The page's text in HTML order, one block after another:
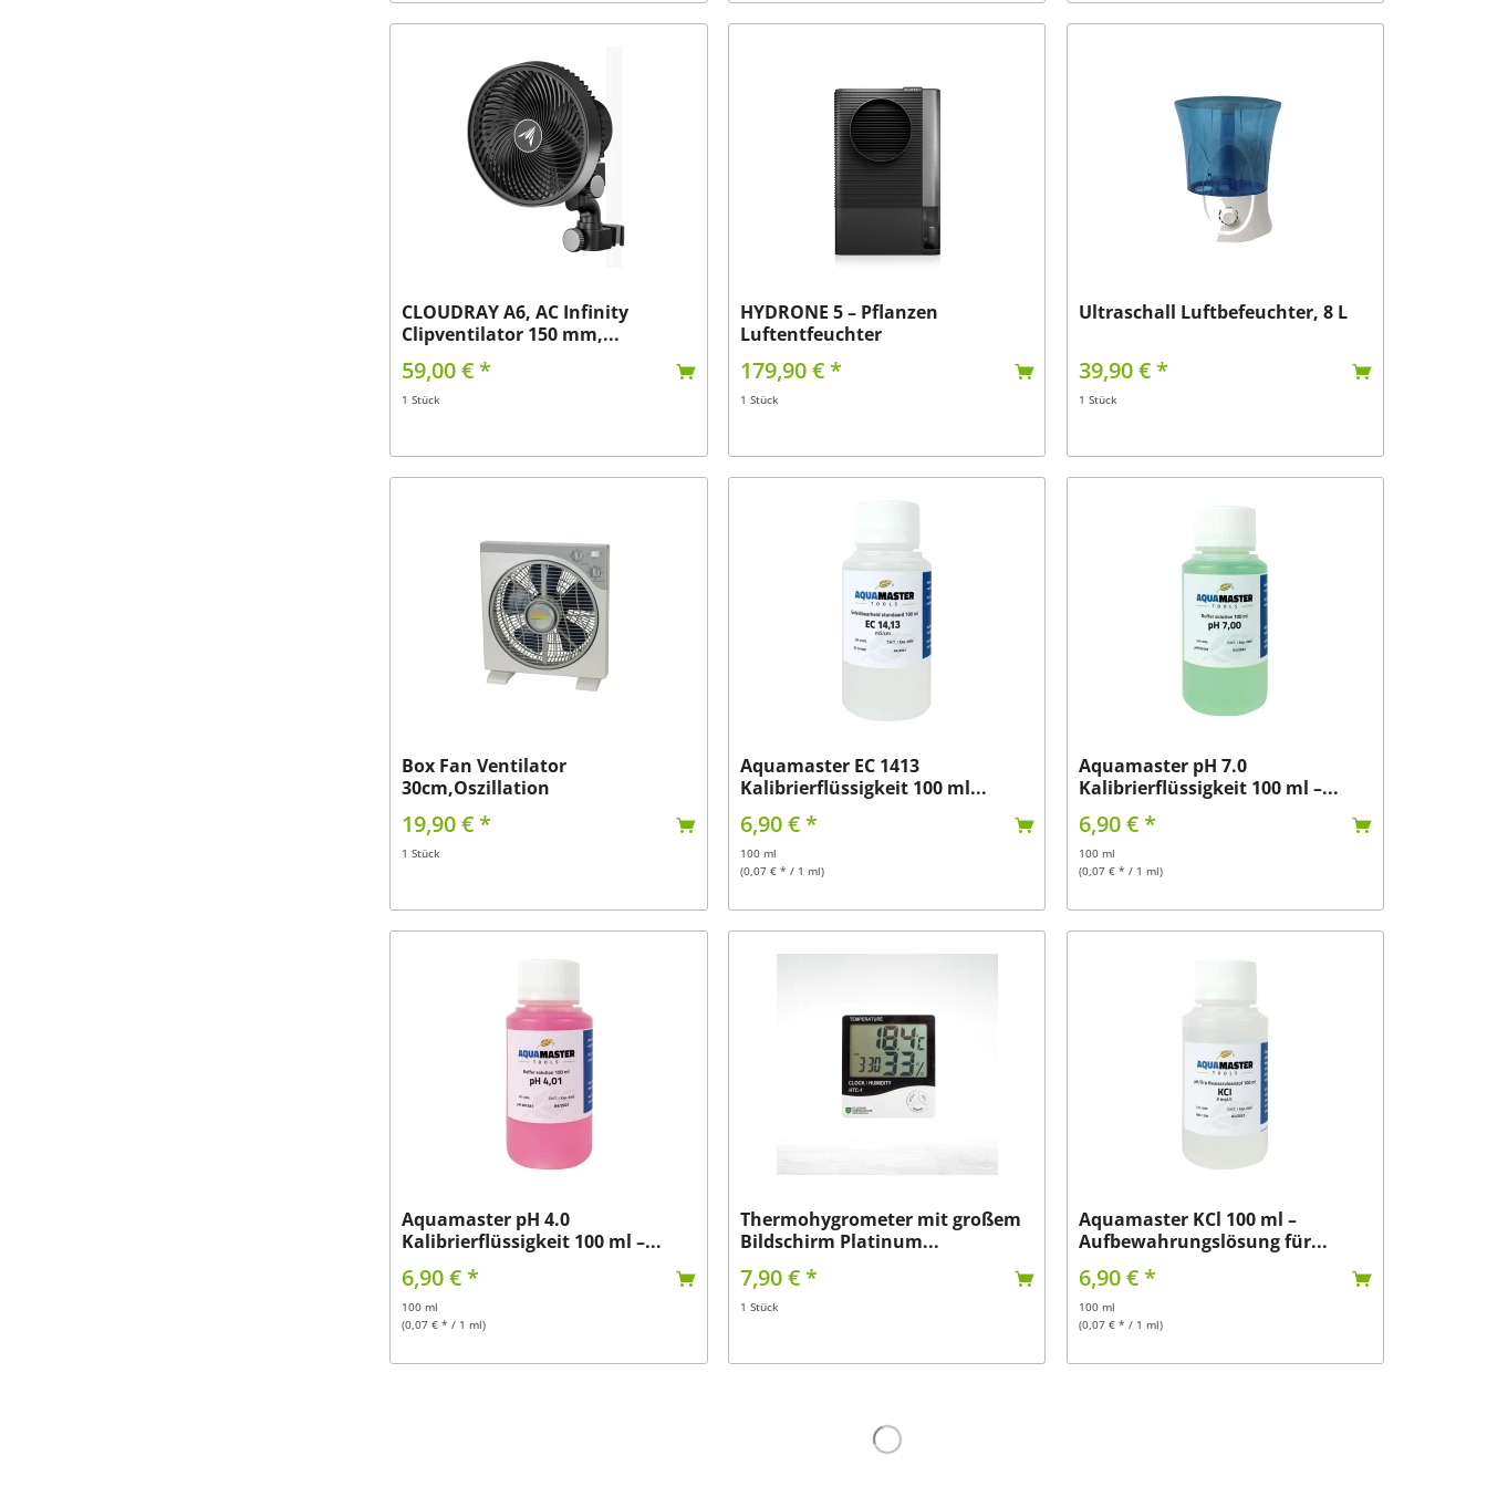
CLOUDRAY A6, AC Infinity
Clipventilator 150 mm,...
59,00 € *
1 Stück
HYDRONE 5 – Pflanzen
Luftentfeuchter
179,90 € *
1 Stück
Ultraschall Luftbefeuchter, 8 L
39,90 € *
1 Stück
Box Fan Ventilator
30cm,Oszillation
19,90 € *
1 Stück
Aquamaster EC 1413
Kalibrierflüssigkeit 100 ml...
6,90 € *
100 ml
(0,07 € * / 1 ml)
Aquamaster pH 7.0
Kalibrierflüssigkeit 100 ml –...
6,90 € *
100 ml
(0,07 € * / 1 ml)
Aquamaster pH 4.0
Kalibrierflüssigkeit 100 ml –...
6,90 € *
100 ml
(0,07 € * / 1 ml)
Thermohygrometer mit großem
Bildschirm Platinum...
7,90 € *
1 Stück
Aquamaster KCl 100 ml –
Aufbewahrungslösung für...
6,90 € *
100 ml
(0,07 € * / 1 ml)